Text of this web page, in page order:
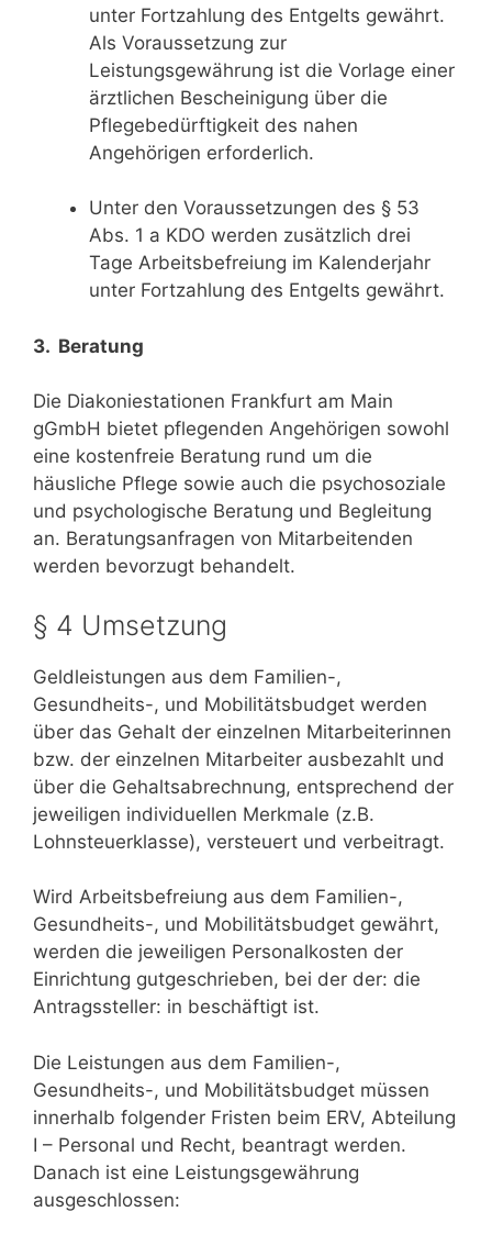
unter Fortzahlung des Entgelts gewährt.
Als Voraussetzung zur
Leistungsgewährung ist die Vorlage einer
ärztlichen Bescheinigung über die
Pflegebedürftigkeit des nahen
Angehörigen erforderlich.
Unter den Voraussetzungen des § 53
Abs. 1 a KDO werden zusätzlich drei
Tage Arbeitsbefreiung im Kalenderjahr
unter Fortzahlung des Entgelts gewährt.
3. Beratung
Die Diakoniestationen Frankfurt am Main
gGmbH bietet pflegenden Angehörigen sowohl
eine kostenfreie Beratung rund um die
häusliche Pflege sowie auch die psychosoziale
und psychologische Beratung und Begleitung
an. Beratungsanfragen von Mitarbeitenden
werden bevorzugt behandelt.
§ 4 Umsetzung
Geldleistungen aus dem Familien-,
Gesundheits-, und Mobilitätsbudget werden
über das Gehalt der einzelnen Mitarbeiterinnen
bzw. der einzelnen Mitarbeiter ausbezahlt und
über die Gehaltsabrechnung, entsprechend der
jeweiligen individuellen Merkmale (z.B.
Lohnsteuerklasse), versteuert und verbeitragt.
Wird Arbeitsbefreiung aus dem Familien-,
Gesundheits-, und Mobilitätsbudget gewährt,
werden die jeweiligen Personalkosten der
Einrichtung gutgeschrieben, bei der der: die
Antragssteller: in beschäftigt ist.
Die Leistungen aus dem Familien-,
Gesundheits-, und Mobilitätsbudget müssen
innerhalb folgender Fristen beim ERV, Abteilung
I – Personal und Recht, beantragt werden.
Danach ist eine Leistungsgewährung
ausgeschlossen: